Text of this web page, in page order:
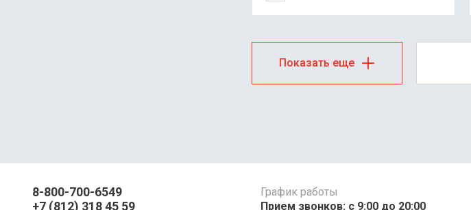
Показать еще
8-800-700-6549
+7 (812) 318 45 59
График работы
Прием звонков: с 9:00 до 20:00